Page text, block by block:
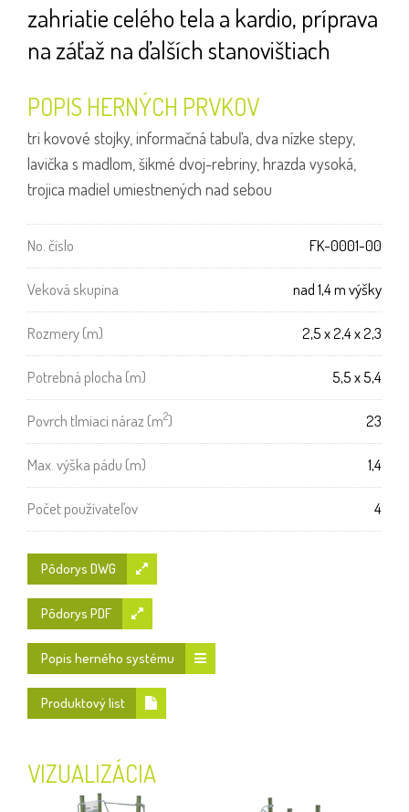
zahriatie celého tela a kardio, príprava
na záťaž na ďalších stanovištiach
POPIS HERNÝCH PRVKOV
tri kovové stojky, informačná tabuľa, dva nízke stepy,
lavička s madlom, šikmé dvoj-rebriny, hrazda vysoká,
trojica madiel umiestnených nad sebou
No. číslo FK-0001-00
Veková skupina nad 1,4 m výšky
Rozmery (m) 2,5 x 2,4 x 2,3
Potrebná plocha (m) 5,5 x 5,4
Povrch tlmiaci náraz (m2) 23
Max. výška pádu (m) 1,4
Počet používateľov 4
Pôdorys DWG
Pôdorys PDF
Popis herného systému
Produktový list
VIZUALIZÁCIA